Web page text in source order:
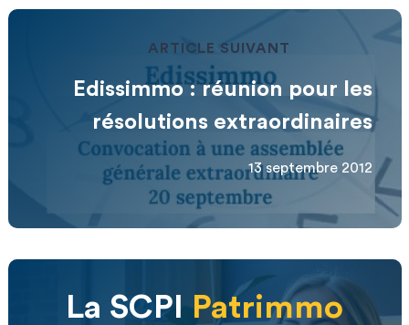
ARTICLE SUIVANT
Edissimmo : réunion pour les
résolutions extraordinaires
13 septembre 2012
La SCPI
Patrimmo